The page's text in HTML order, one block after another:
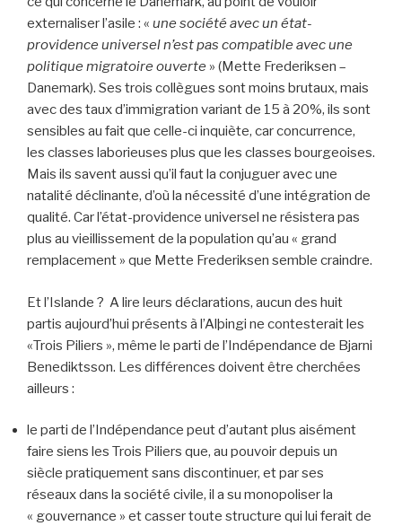
externaliser l’asile : « une société avec un état-
providence universel n’est pas compatible avec une
politique migratoire ouverte » (Mette Frederiksen –
Danemark). Ses trois collègues sont moins brutaux, mais
avec des taux d’immigration variant de 15 à 20%, ils sont
sensibles au fait que celle-ci inquiète, car concurrence,
les classes laborieuses plus que les classes bourgeoises.
Mais ils savent aussi qu’il faut la conjuguer avec une
natalité déclinante, d’où la nécessité d’une intégration de
qualité. Car l’état-providence universel ne résistera pas
plus au vieillissement de la population qu’au « grand
remplacement » que Mette Frederiksen semble craindre.
Et l’Islande ? A lire leurs déclarations, aucun des huit
partis aujourd’hui présents à l’Alþingi ne contesterait les
«Trois Piliers », même le parti de l’Indépendance de Bjarni
Benediktsson. Les différences doivent être cherchées
ailleurs :
le parti de l’Indépendance peut d’autant plus aisément
faire siens les Trois Piliers que, au pouvoir depuis un
siècle pratiquement sans discontinuer, et par ses
réseaux dans la société civile, il a su monopoliser la
« gouvernance » et casser toute structure qui lui ferait de